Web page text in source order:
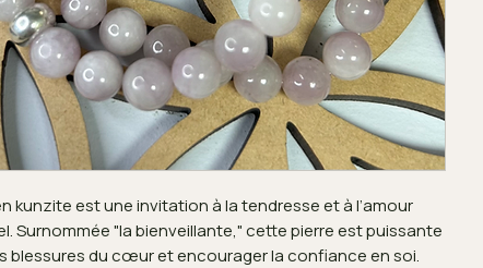
kunzite est une invitation à la tendresse et à l’amour
Surnommée "la bienveillante," cette pierre est puissante
blessures du cœur et encourager la confiance en soi.